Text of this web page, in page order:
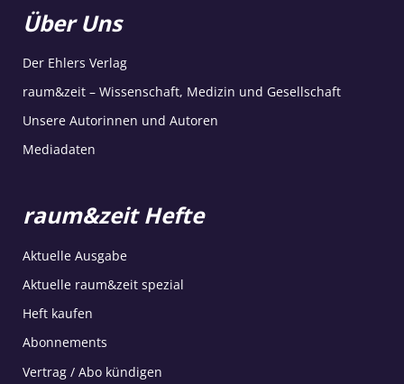
Über Uns
Der Ehlers Verlag
raum&zeit – Wissenschaft, Medizin und Gesellschaft
Unsere Autorinnen und Autoren
Mediadaten
raum&zeit Hefte
Aktuelle Ausgabe
Aktuelle raum&zeit spezial
Heft kaufen
Abonnements
Vertrag / Abo kündigen